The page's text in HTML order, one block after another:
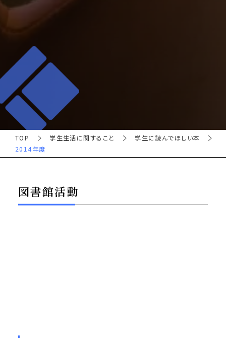
TOP 学生生活に関すること
学生に読んでほしい本
2014年度
図書館活動